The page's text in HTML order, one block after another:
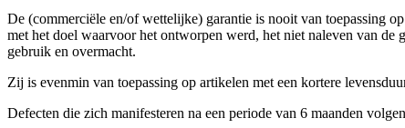
De (commerciële en/of wettelijke) garantie is nooit van toepassing
met het doel waarvoor het ontworpen werd, het niet naleven van
gebruik en overmacht.
Zij is evenmin van toepassing op artikelen met een kortere
Defecten die zich manifesteren na een periode van 6 maanden